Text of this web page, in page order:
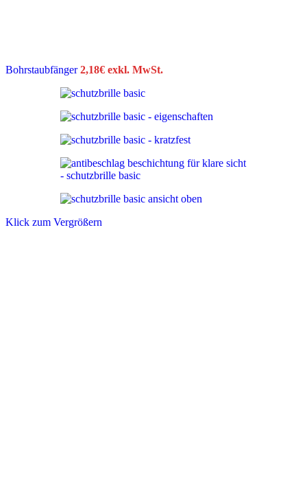
Bohrstaubfänger2,18€ exkl. MwSt.
Klick zum Vergrößern